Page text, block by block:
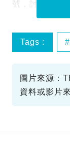
號，討論區瞬
Tags :
圖片來源：
資料或影片